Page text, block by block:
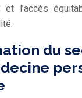
et l’accès
du